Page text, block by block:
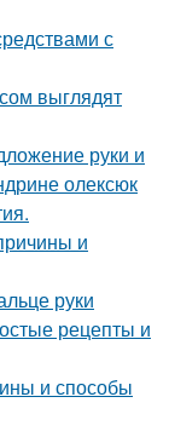
с
выглядят
руки и
олексюк
и
руки
рецепты и
и способы